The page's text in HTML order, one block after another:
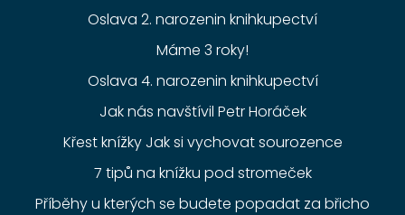
Oslava 2. narozenin knihkupectví
Máme 3 roky!
Oslava 4. narozenin knihkupectví
Jak nás navštívil Petr Horáček
Křest knížky Jak si vychovat sourozence
7 tipů na knížku pod stromeček
Příběhy u kterých se budete popadat za břicho